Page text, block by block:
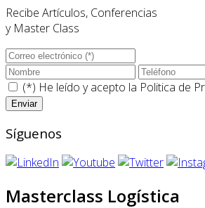
Recibe Artículos, Conferencias
y Master Class
(*) He leído y acepto la Politica de
Síguenos
Masterclass Logística